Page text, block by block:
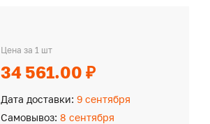
Цена за 1 шт
34 561.00 ₽
Дата доставки: 9 сентября
Самовывоз: 8 сентября